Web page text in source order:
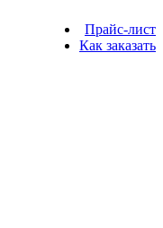
Прайс-лист
Как заказать